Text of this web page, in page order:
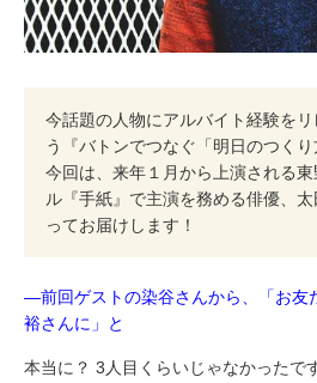
今話題の人物にアルバイト経験を
う『バトンでつなぐ「明日のつく
今回は、来年１月から上演される
ル『手紙』で主演を務める俳優、
ってお届けします！
―前回ゲストの染谷さんから、「お友
裕さんに」と
本当に？ 3人目くらいじゃなかったで